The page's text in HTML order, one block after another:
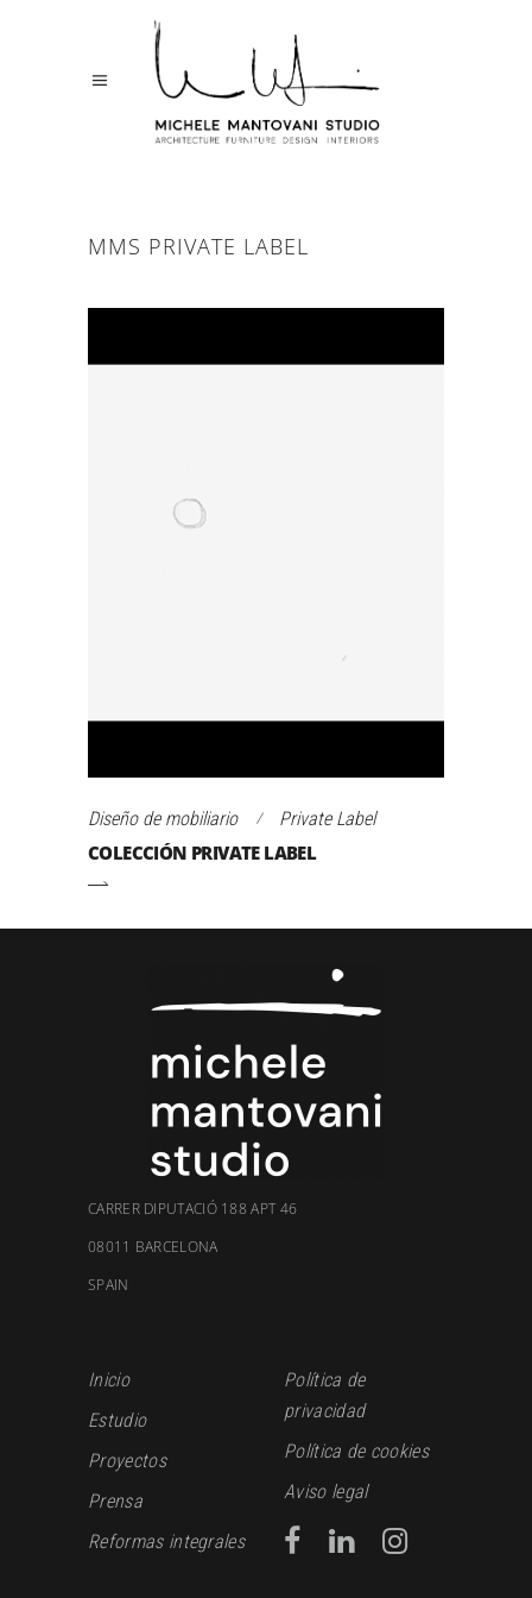
MMS PRIVATE LABEL
Diseño de mobiliario Private Label
COLECCIÓN PRIVATE LABEL
CARRER DIPUTACIÓ 188 APT 46
08011 BARCELONA
SPAIN
Inicio
Estudio
Proyectos
Prensa
Reformas integrales
Política de
privacidad
Política de cookies
Aviso legal